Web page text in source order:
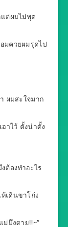
ต่ผมไม่พุด
มควยผมรุดไป
ผมสะใจมาก
าไว้ ตั้งน่าตั้ง
ต้องทำอะไร
เดินขาโก่ง
ม่มึงตาย!!~”